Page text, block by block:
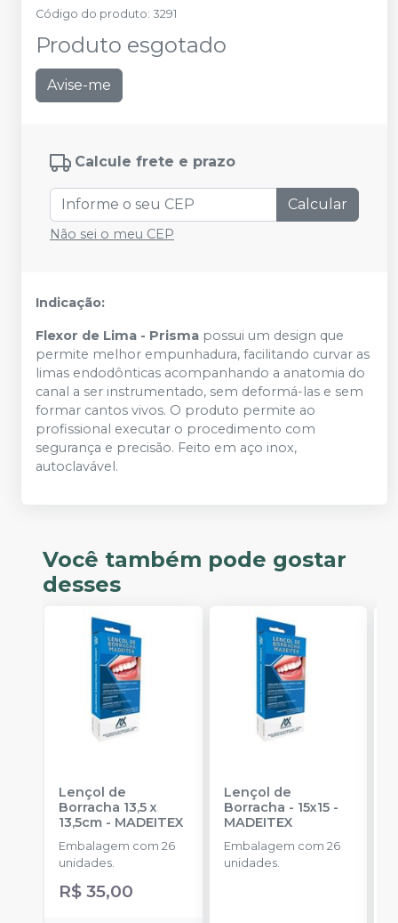
Código do produto: 3291
Produto esgotado
Avise-me
Calcule frete e prazo
Calcular
Não sei o meu CEP
Indicação:
Flexor de Lima - Prisma possui um design que
permite melhor empunhadura, facilitando curvar as
limas endodônticas acompanhando a anatomia do
canal a ser instrumentado, sem deformá-las e sem
formar cantos vivos. O produto permite ao
profissional executar o procedimento com
segurança e precisão. Feito em aço inox,
autoclavável.
Você também pode gostar
desses
Lençol de
Borracha 13,5 x
13,5cm - MADEITEX
Embalagem com 26
unidades.
R$ 35,00
Lençol de
Borracha - 15x15-
MADEITEX
Embalagem com 26
unidades.